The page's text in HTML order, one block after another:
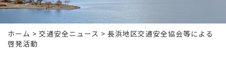
ホーム > 交通安全ニュース > 長浜地区交通安全協会等による
啓発活動